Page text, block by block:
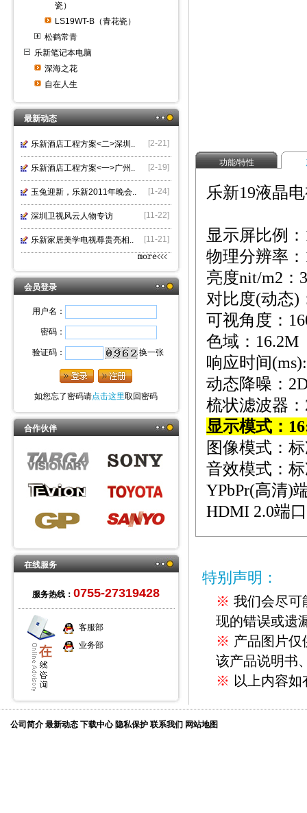
瓷）
LS19WT-B（青花瓷）
松鹤常青
乐新笔记本电脑
深海之花
自在人生
最新动态
乐新酒店工程方案<二>深圳.. [2-21]
乐新酒店工程方案<一>广州.. [2-19]
玉兔迎新，乐新2011年晚会.. [1-24]
深圳卫视风云人物专访 [11-22]
乐新家居美学电视尊贵亮相.. [11-21]
会员登录
用户名：
密码：
验证码： 换一张
如您忘了密码请点击这里取回密码
合作伙伴
在线服务
服务热线： 0755-27319428
客服部
业务部
功能/特性
乐新19液晶
显示屏比例：
物理分辨率：
亮度nit/m2 ：
对比度(动态)
可视角度：
色域： 16.2M
响应时间
动态降噪：
梳状滤波器：
显示模式：
图像模式：
音效模式：
YPbPr(高清)
HDMI 2.0端
特别声明：
※ 我们会尽可
现的错误或遗
※ 产品图片仅
该产品说明书
※ 以上内容
公司简介 最新动态 下载中心 隐私保护 联系我们 网站地图